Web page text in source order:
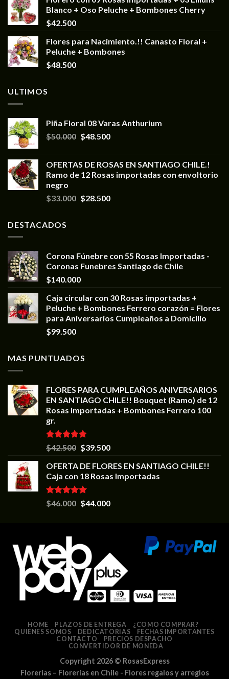
Blanco + Oso Peluche + Bombones Cherry
$42.500
Flores para Nacimiento.!! Canasto Floral +
Peluche + Bombones
$48.500
ULTIMOS
Piña Floral 08 Varas Anthurium
$50.000 $48.500
OFERTAS DE ROSAS EN SANTIAGO CHILE.!
Ramo de 12 Rosas importadas con envoltorio
negro
$33.000 $28.500
DESTACADOS
Corona Fúnebre con 55 Rosas Importadas -
Coronas Funebres Santiago de Chile
$140.000
Caja circular con 30 Rosas importadas +
Peluche + Bombones Ferrero corazón = Flores
para Aniversarios Cumpleaños a Domicilio
$99.500
MAS PUNTUADOS
FLORES PARA CUMPLEAÑOS ANIVERSARIOS
EN SANTIAGO CHILE!! Bouquet (Ramo) de 12
Rosas Importadas + Bombones Ferrero 100
gr.
Valorado en
5.00
$42.500 $39.500
OFERTA DE FLORES EN SANTIAGO CHILE!!
Caja con 18 Rosas Importadas
Valorado en
5.00
$46.000 $44.000
HOME PLAZOS DE ENTREGA
¿COMO COMPRAR?
QUIENES SOMOS
DEDICATORIAS
FECHAS IMPORTANTES
CONTACTO
PRECIOS DESPACHO
CONVERTIDOR DE MONEDA
Copyright 2026 © RosasExpress
Florerías – Florerías en Chile - Flores regalos y arreglos